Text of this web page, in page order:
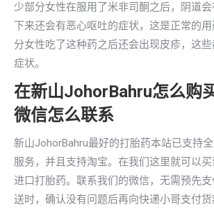
少部分女性在服用了米非司酮之后，阴道
下来还会有恶心呕吐的症状，这是正常的
分女性吃了这种药之后还会出现皮疹，这
症状。
在新山JohorBahru怎么购
微信怎么联系
新山JohorBahru最好的打胎药本站已支持
服务，并且支持淘宝。在我们这里就可以
进口打胎药。联系我们的微信，无需预先
送时，确认没有问题后再向快递小哥支付